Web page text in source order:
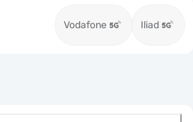
Vodafone Iliad